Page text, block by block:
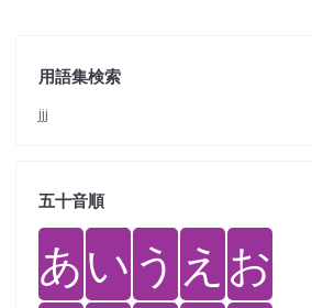
用語集検索
jjj
五十音順
あい う え お